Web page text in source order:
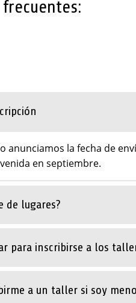
anunciamos la fecha de
en septiembre.
de lugares?
para inscribirse a los
a un taller si soy